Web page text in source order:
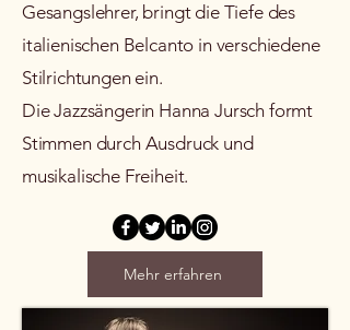
Gesangslehrer, bringt die Tiefe des
italienischen Belcanto in verschiedene
Stilrichtungen ein.
Die Jazzsängerin Hanna Jursch formt
Stimmen durch Ausdruck und
musikalische Freiheit.
Mehr erfahren